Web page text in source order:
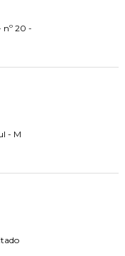
nº 20 -
- M